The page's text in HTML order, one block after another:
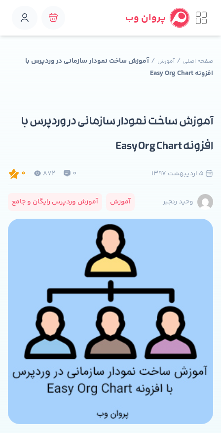
پروان وب
صفحه اصلی /آموزش /آموزش ساخت نمودار سازمانی در وردپرس با
افزونه Easy Org Chart
0
872
0
آموزش ساخت نمودار سازمانی در وردپرس با
افزونه Easy Org Chart
وحید رنجبر آموزش آموزش وردپرس رایگان و جامع